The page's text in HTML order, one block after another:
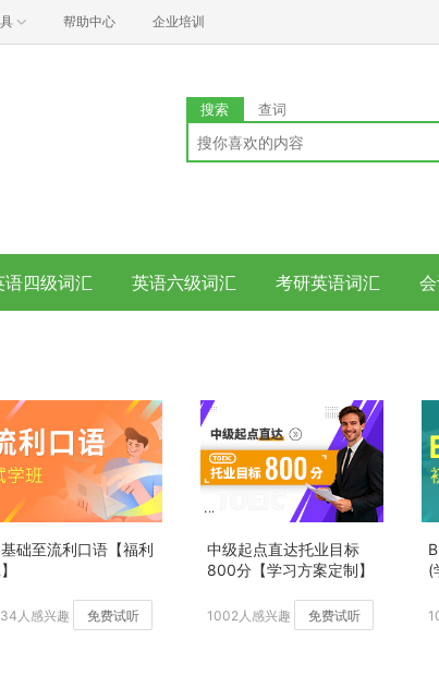
帮助中心 企业培训
搜索 查词
语四级词汇 英语六级词汇 考研英语词汇
础至流利口语【福利
人感兴趣 免费试听
中级起点直达托业目标
800分【学习方案定制】
1002人感兴趣 免费试听
(